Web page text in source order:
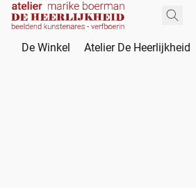
De Winkel Atelier De Heerlijkheid